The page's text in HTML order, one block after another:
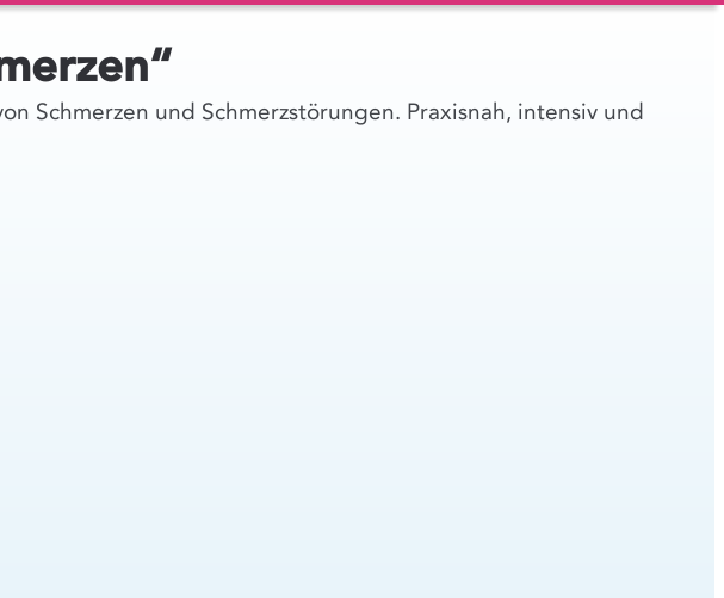
t
n
Schmerzen und Schmerzstörungen. Praxisnah, intensiv und